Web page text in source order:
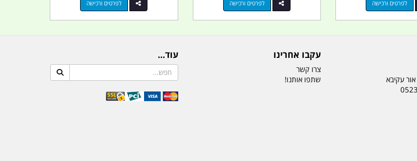
לפרטים ורכישה לפרטים ורכישה לפרטים ורכישה
עקבו אחרינו
צרו קשר
שתפו אותנו!
עוד...